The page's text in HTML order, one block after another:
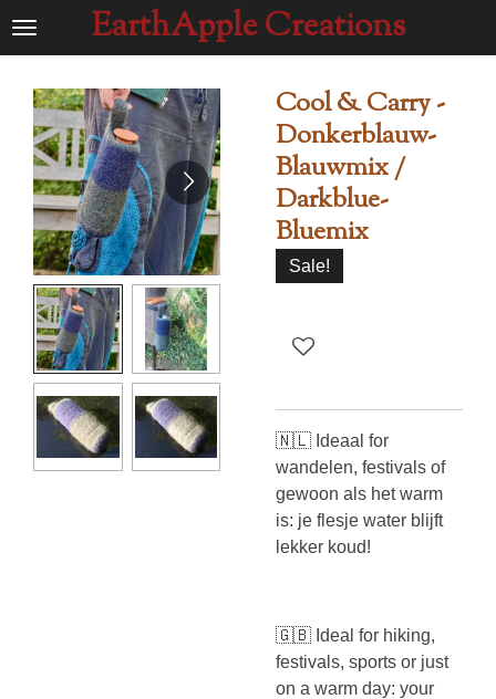
Ga
hoofdinhoud
EarthApple Creations
Cool & Carry -
Donkerblauw-
Blauwmix /
Darkblue-
Bluemix
Sale!
🇳🇱 Ideaal for
wandelen, festivals of
gewoon als het warm
is: je flesje water blijft
lekker koud!
🇬🇧 Ideal for hiking,
festivals, sports or just
on a warm day: your